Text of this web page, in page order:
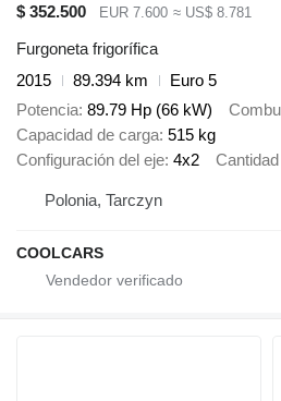
$ 352.500
EUR 7.600 ≈ US$ 8.781
Furgoneta frigorífica
2015
89.394 km
Euro 5
Potencia 89.79 Hp (66 kW)
Capacidad de carga 515 kg
Configuración del eje 4x2
Polonia, Tarczyn
COOLCARS